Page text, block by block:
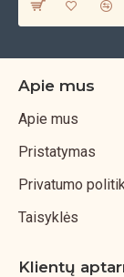
Apie mus
Apie mus
Pristatymas
Privatumo
Taisyklės
Klientų